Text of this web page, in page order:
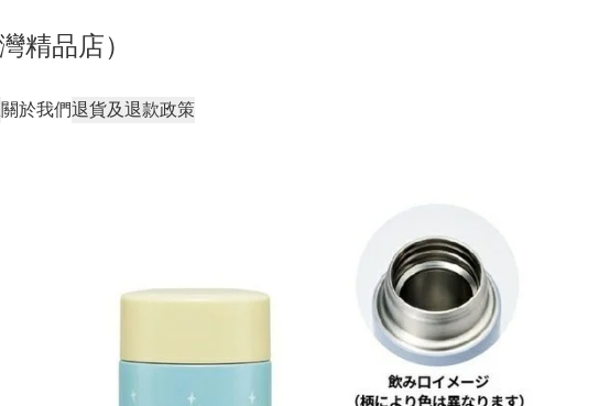
精品店）
關於我們退貨及退款政策